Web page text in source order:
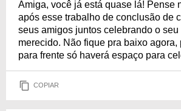
Amiga, você já está quase lá! Pense
após esse trabalho de conclusão de
seus amigos juntos celebrando o
merecido. Não fique pra baixo agora,
para frente só haverá espaço para
COPIAR